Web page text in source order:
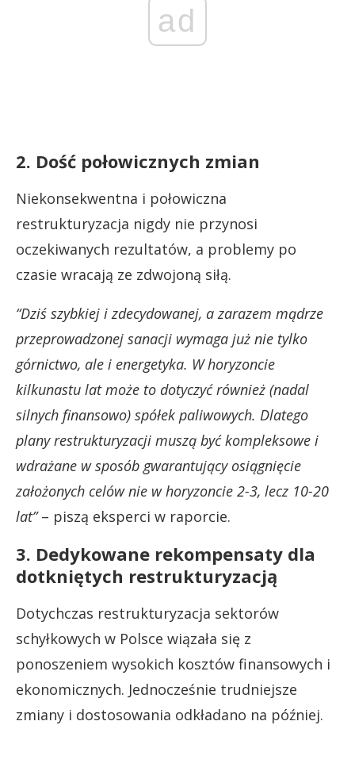
ad
2. Dość połowicznych zmian
Niekonsekwentna i połowiczna
restrukturyzacja nigdy nie przynosi
oczekiwanych rezultatów, a problemy po
czasie wracają ze zdwojoną siłą.
“Dziś szybkiej i zdecydowanej, a zarazem mądrze
przeprowadzonej sanacji wymaga już nie tylko
górnictwo, ale i energetyka. W horyzoncie
kilkunastu lat może to dotyczyć również (nadal
silnych finansowo) spółek paliwowych. Dlatego
plany restrukturyzacji muszą być kompleksowe i
wdrażane w sposób gwarantujący osiągnięcie
założonych celów nie w horyzoncie 2-3, lecz 10-20
lat”– piszą eksperci w raporcie.
3. Dedykowane rekompensaty dla
dotkniętych restrukturyzacją
Dotychczas restrukturyzacja sektorów
schyłkowych w Polsce wiązała się z
ponoszeniem wysokich kosztów finansowych i
ekonomicznych. Jednocześnie trudniejsze
zmiany i dostosowania odkładano na później.